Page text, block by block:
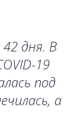
42 дня. В
19
под
а